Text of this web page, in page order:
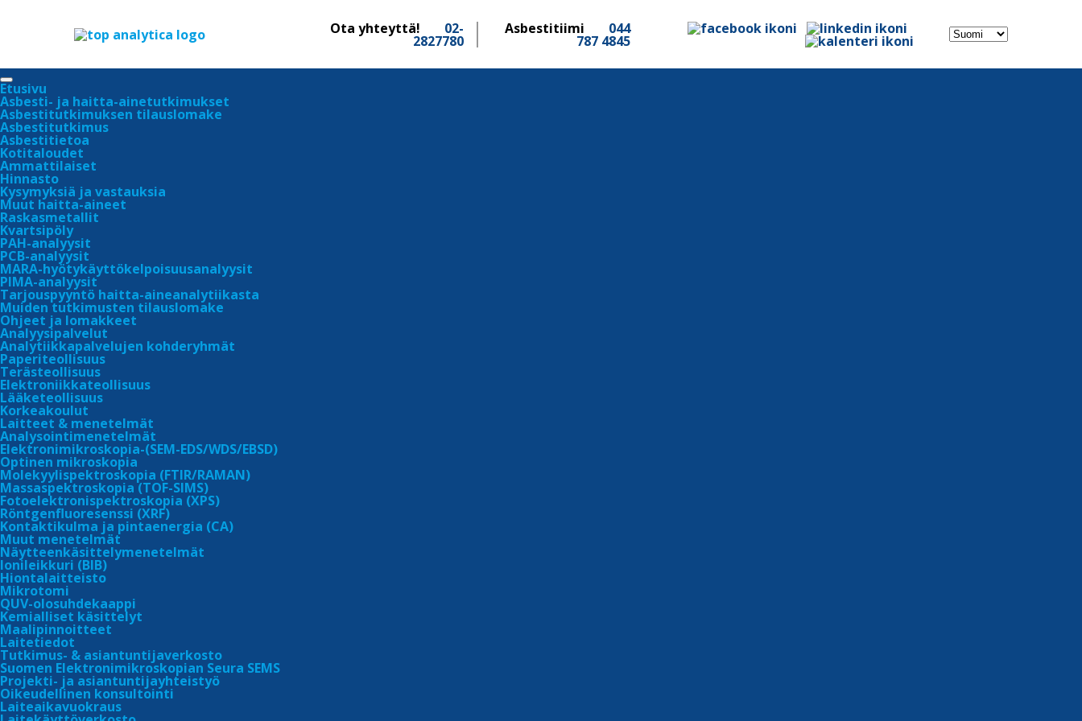
Ota yhteyttä! 02-
2827780
Asbestitiimi 044
787 4845 Valitse
kieli
Etusivu
Asbesti- ja haitta-ainetutkimukset
Asbestitutkimuksen tilauslomake
Asbestitutkimus
Asbestitietoa
Kotitaloudet
Ammattilaiset
Hinnasto
Kysymyksiä ja vastauksia
Muut haitta-aineet
Raskasmetallit
Kvartsipöly
PAH-analyysit
PCB-analyysit
MARA-hyötykäyttökelpoisuusanalyysit
PIMA-analyysit
Tarjouspyyntö haitta-aineanalytiikasta
Muiden tutkimusten tilauslomake
Ohjeet ja lomakkeet
Analyysipalvelut
Analytiikkapalvelujen kohderyhmät
Paperiteollisuus
Terästeollisuus
Elektroniikkateollisuus
Lääketeollisuus
Korkeakoulut
Laitteet & menetelmät
Analysointimenetelmät
Elektronimikroskopia-(SEM-EDS/WDS/EBSD)
Optinen mikroskopia
Molekyylispektroskopia (FTIR/RAMAN)
Massaspektroskopia (TOF-SIMS)
Fotoelektronispektroskopia (XPS)
Röntgen­fluoresenssi (XRF)
Kontaktikulma ja pintaenergia (CA)
Muut menetelmät
Näytteenkäsittely­menetelmät
Ionileikkuri (BIB)
Hiontalaitteisto
Mikrotomi
QUV-olosuhdekaappi
Kemialliset käsittelyt
Maalipinnoitteet
Laitetiedot
Tutkimus- & asiantuntijaverkosto
Suomen Elektronimikroskopian Seura SEMS
Projekti- ja asiantuntijayhteistyö
Oikeudellinen konsultointi
Laiteaikavuokraus
Asbestitutkimuksen
tilauslomake
Asbestitutkimus
Muut haitta-aineet
Raskasmetallit
Kvartsipöly
PAH-analyysit